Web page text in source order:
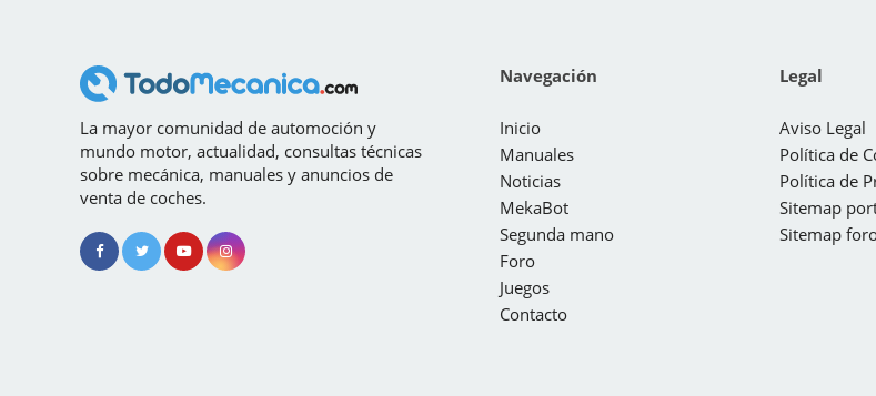
La mayor comunidad de automoción y
mundo motor, actualidad, consultas técnicas
sobre mecánica, manuales y anuncios de
venta de coches.
Navegación
Inicio
Manuales
Noticias
MekaBot
Segunda mano
Foro
Juegos
Contacto
Legal
Aviso Legal
Política de
Política de
Sitemap
Sitemap